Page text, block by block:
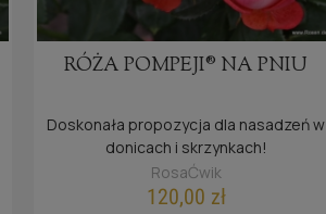
RÓŻA POMPEJI® NA PNIU
Doskonała propozycja dla nasadzeń w
donicach i skrzynkach!
RosaĆwik
120,00 zł